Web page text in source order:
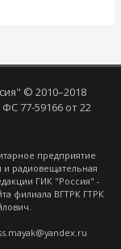
© 2010–2018
77-59166 от 22
предприятие
и радиовещательная
ГИК "Россия" -
филиала ВГТРК ГТРК